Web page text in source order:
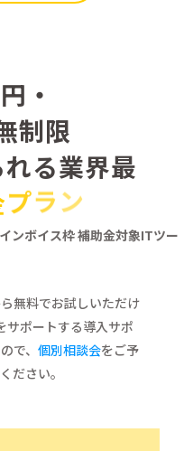
円 ・
制限
れる業界最
プラン
ンボイス枠 補助金対象ITツー
無料でお試しいただけ
サポートする導入サポ
で、 個別相談会をご予
ださい。